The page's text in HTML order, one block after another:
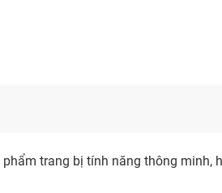
trang bị tính năng thông